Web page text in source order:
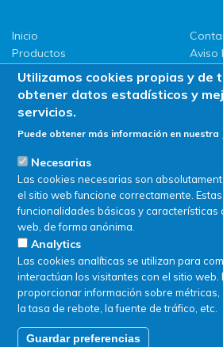
Inicio
Productos
LLG
Promociones
ServiSAT
Aviso
Utilizamos cookies propias y de
obtener datos estadísticos y
servicios.
Puede obtener más información en nuestra
Necesarias
Las cookies necesarias son
el sitio web funcione correctamente.
funcionalidades básicas y características
web, de forma anónima.
Analytics
Las cookies analíticas se utilizan para
interactúan los visitantes con el sitio web.
proporcionar información sobre métricas,
la tasa de rebote, la fuente de tráfico, etc.
Guardar preferencias